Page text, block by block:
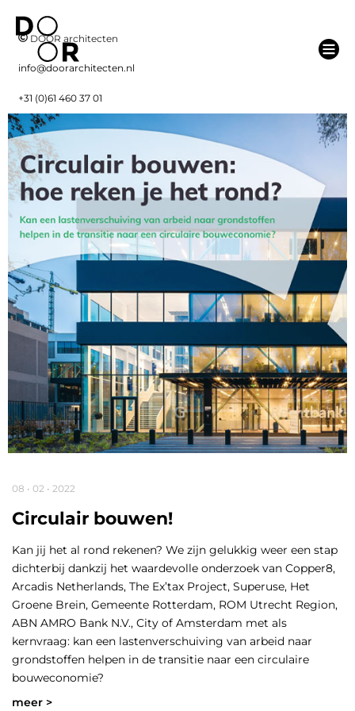
08 • 02 • 2022
Circulair bouwen!
Kan jij het al rond rekenen? We zijn gelukkig weer een stap
dichterbij dankzij het waardevolle onderzoek van Copper8,
Arcadis Netherlands, The Ex’tax Project, Superuse, Het
Groene Brein, Gemeente Rotterdam, ROM Utrecht Region,
ABN AMRO Bank N.V., City of Amsterdam met als
kernvraag: kan een lastenverschuiving van arbeid naar
grondstoffen helpen in de transitie naar een circulaire
bouweconomie?
meer >
DOOR architecten
info@doorarchitecten.nl
+31 (0)61 460 37 01